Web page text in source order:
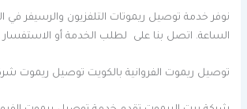
نوفر خدمة توصيل ريموتات التلفزيون والرسيفر في
الساعة. اتصل بنا على لطلب الخدمة أو
توصيل ريموت الفروانية بالكويت توصيل ريموت